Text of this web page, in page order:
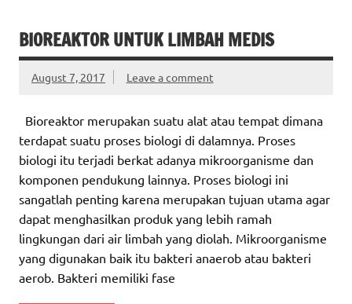
BIOREAKTOR UNTUK LIMBAH MEDIS
August 7, 2017 Leave a comment
Bioreaktor merupakan suatu alat atau tempat dimana
terdapat suatu proses biologi di dalamnya. Proses
biologi itu terjadi berkat adanya mikroorganisme dan
komponen pendukung lainnya. Proses biologi ini
sangatlah penting karena merupakan tujuan utama agar
dapat menghasilkan produk yang lebih ramah
lingkungan dari air limbah yang diolah. Mikroorganisme
yang digunakan baik itu bakteri anaerob atau bakteri
aerob. Bakteri memiliki fase